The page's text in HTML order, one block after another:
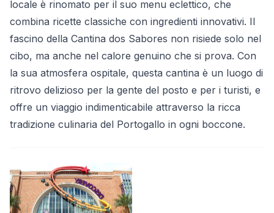
locale è rinomato per il suo menu eclettico, che
combina ricette classiche con ingredienti innovativi. Il
fascino della Cantina dos Sabores non risiede solo nel
cibo, ma anche nel calore genuino che si prova. Con
la sua atmosfera ospitale, questa cantina è un luogo di
ritrovo delizioso per la gente del posto e per i turisti, e
offre un viaggio indimenticabile attraverso la ricca
tradizione culinaria del Portogallo in ogni boccone.